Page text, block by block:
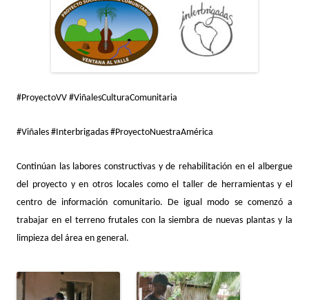
#ProyectoVV #ViñalesCulturaComunitaria
#Viñales #Interbrigadas #ProyectoNuestraAmérica
Continúan las labores constructivas y de rehabilitación en el albergue
del proyecto y en otros locales como el taller de herramientas y el
centro de información comunitario. De igual modo se comenzó a
trabajar en el terreno frutales con la siembra de nuevas plantas y la
limpieza del área en general.